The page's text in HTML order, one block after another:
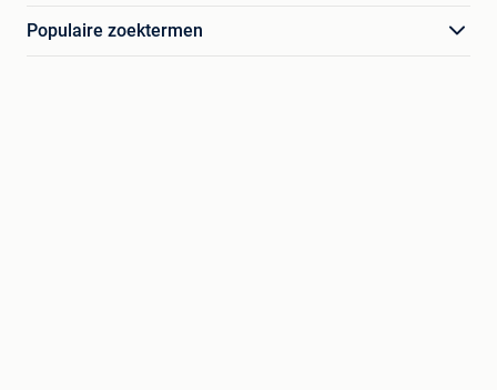
Populaire zoektermen